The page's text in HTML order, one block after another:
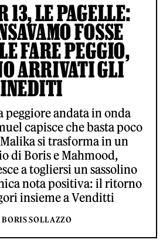
13, LE PAGELLE:
FOSSE
FARE PEGGIO,
ARRIVATI GLI
INEDITI
peggiore andata in onda
capisce che basta poco
si trasforma in un
di Boris e Mahmood,
a togliersi un sassolino
nota positiva: il ritorno
insieme a Venditti
BORIS SOLLAZZO